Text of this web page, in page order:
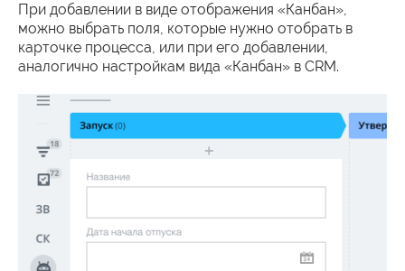
При добавлении в виде отображения «Канбан»,
можно выбрать поля, которые нужно отобрать в
карточке процесса, или при его добавлении,
аналогично настройкам вида «Канбан» в CRM.